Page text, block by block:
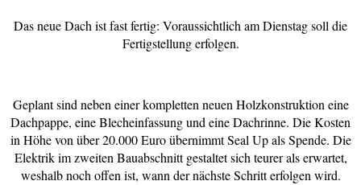
Das neue Dach ist fast fertig: Voraussichtlich am Dienstag soll die
Fertigstellung erfolgen.
Geplant sind neben einer kompletten neuen Holzkonstruktion eine
Dachpappe, eine Blecheinfassung und eine Dachrinne. Die Kosten
in Höhe von über 20.000 Euro übernimmt Seal Up als Spende. Die
Elektrik im zweiten Bauabschnitt gestaltet sich teurer als erwartet,
weshalb noch offen ist, wann der nächste Schritt erfolgen wird.